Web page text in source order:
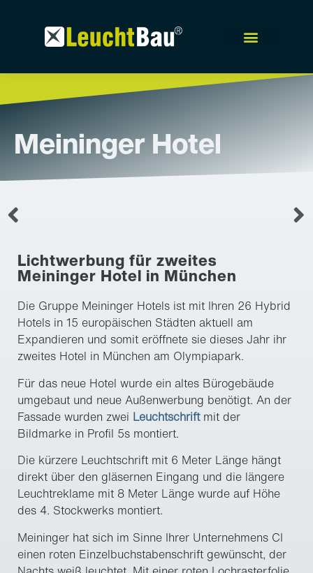
Meininger Hotel
Lichtwerbung für zweites
Meininger Hotel in München
Die Gruppe Meininger Hotels ist mit Ihren 26 Hybrid
Hotels in 15 europäischen Städten aktuell am
Expandieren und somit eröffnete sie dieses Jahr ihr
zweites Hotel in München am Olympiapark.
Für das neue Hotel wurde ein altes Bürogebäude
umgebaut und neue Außenwerbung benötigt. An der
Fassade wurden zwei Leuchtschriftmit der
Bildmarke in Profil 5s montiert.
Die kürzere Leuchtschrift mit 6 Meter Länge hängt
direkt über den gläsernen Eingang und die längere
Leuchtreklame mit 8 Meter Länge wurde auf Höhe
des 4. Stockwerks montiert.
Meininger hat sich im Sinne Ihrer Unternehmens CI
einen roten Einzelbuchstabenschrift gewünscht, der